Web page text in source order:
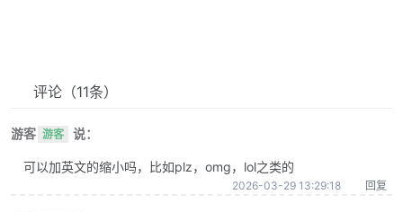
评论 （11条）
游客 游客 说：
可以加英文的缩小吗，比如plz，omg，lol之类的
2026-03-29 13:29:18 回复